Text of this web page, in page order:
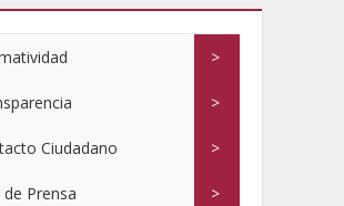
>
>
Ciudadano >
de Prensa >